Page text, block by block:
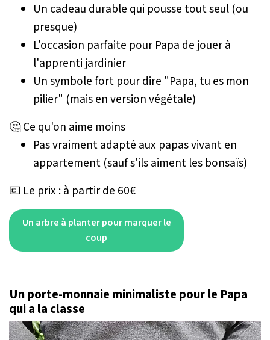
Un cadeau durable qui pousse tout seul (ou
presque)
L'occasion parfaite pour Papa de jouer à
l'apprenti jardinier
Un symbole fort pour dire "Papa, tu es mon
pilier" (mais en version végétale)
🤔 Ce qu'on aime moins
Pas vraiment adapté aux papas vivant en
appartement (sauf s'ils aiment les bonsaïs)
💶 Le prix : à partir de 60€
Un arbre à planter pour marquer le
coup
Un porte-monnaie minimaliste pour le Papa
qui a la classe